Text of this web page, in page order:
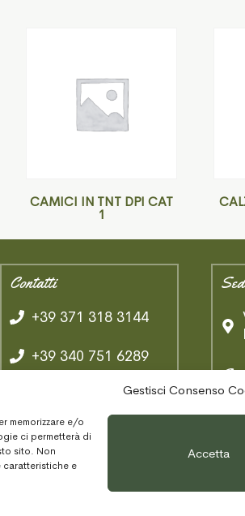
Gestisci Consenso
memorizzare e/o
ci permetterà di
sito. Non
caratteristiche e
Accetta
CAMICI IN TNT DPI CAT
1
Contatti
+39 371 318 3144
+39 340 751 6289
info@ambologna.com